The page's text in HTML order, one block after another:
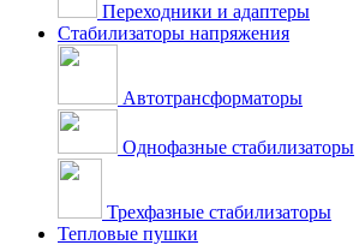
Переходники и адаптеры
Стабилизаторы напряжения
Автотрансформаторы
Однофазные стабилизаторы
Трехфазные стабилизаторы
Тепловые пушки